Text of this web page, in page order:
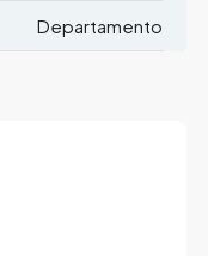
Departamento